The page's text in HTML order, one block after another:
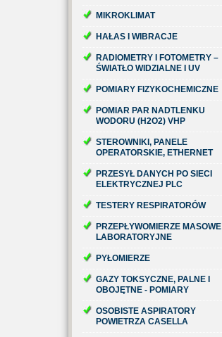
MIKROKLIMAT
HAŁAS I WIBRACJE
RADIOMETRY I FOTOMETRY –
ŚWIATŁO WIDZIALNE I UV
POMIARY FIZYKOCHEMICZNE
POMIAR PAR NADTLENKU
WODORU (H2O2) VHP
STEROWNIKI, PANELE
OPERATORSKIE, ETHERNET
PRZESYŁ DANYCH PO SIECI
ELEKTRYCZNEJ PLC
TESTERY RESPIRATORÓW
PRZEPŁYWOMIERZE MASOWE
LABORATORYJNE
PYŁOMIERZE
GAZY TOKSYCZNE, PALNE I
OBOJĘTNE - POMIARY
OSOBISTE ASPIRATORY
POWIETRZA CASELLA